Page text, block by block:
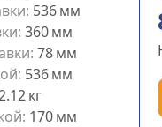
: 536мм
: 360мм
: 78мм
: 536мм
кг
: 170мм